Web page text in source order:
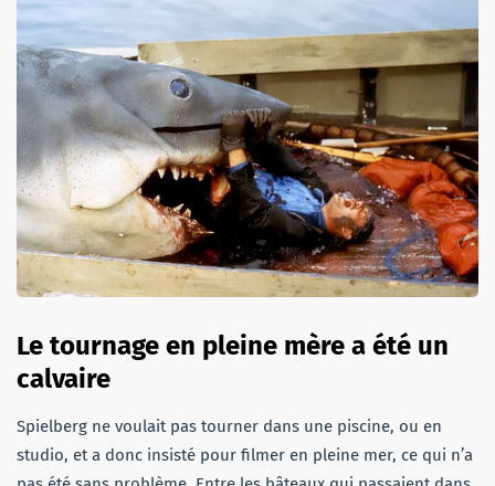
Le tournage en pleine mère a été un
calvaire
Spielberg ne voulait pas tourner dans une piscine, ou en
studio, et a donc insisté pour filmer en pleine mer, ce qui n’a